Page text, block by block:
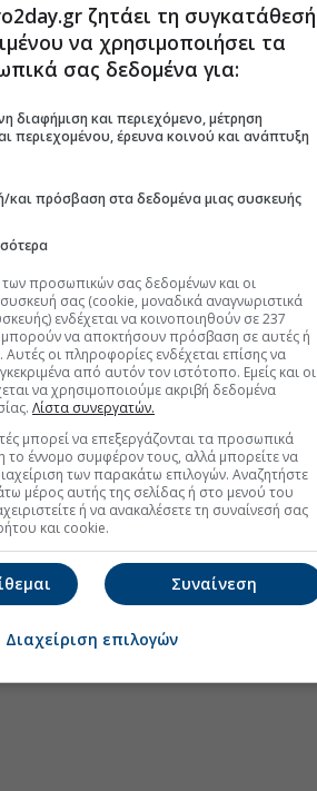
Πεντάστερο resort
(08:05 07/08/2026)
Η εικόνα σε resort και πόλεις
να ξέρετε (10:43 05/08/2026)
ζητάει τη συγκατάθεσή
να χρησιμοποιήσει τα
σας δεδομένα για:
διαφήμιση και περιεχόμενο, μέτρηση
περιεχομένου, έρευνα κοινού και ανάπτυξη
και πρόσβαση στα δεδομένα μιας συσκευής
των προσωπικών σας δεδομένων και οι
σας (cookie, μοναδικά αναγνωριστικά
ενδέχεται να κοινοποιηθούν σε 237
να αποκτήσουν πρόσβαση σε αυτές ή
οι πληροφορίες ενδέχεται επίσης να
από αυτόν τον ιστότοπο. Εμείς και οι
να χρησιμοποιούμε ακριβή δεδομένα
Λίστα συνεργατών.
μπορεί να επεξεργάζονται τα προσωπικά
το έννομο συμφέρον τους, αλλά μπορείτε να
των παρακάτω επιλογών. Αναζητήστε
μέρος αυτής της σελίδας ή στο μενού του
ή να ανακαλέσετε τη συναίνεσή σας
και cookie.
Συναίνεση
Διαχείριση επιλογών